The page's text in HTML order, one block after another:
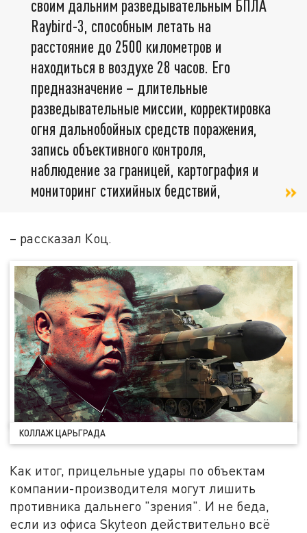
своим дальним разведывательным БПЛА
Raybird-3, способным летать на
расстояние до 2500 километров и
находиться в воздухе 28 часов. Его
предназначение – длительные
разведывательные миссии, корректировка
огня дальнобойных средств поражения,
запись объективного контроля,
наблюдение за границей, картография и
мониторинг стихийных бедствий,
– рассказал Коц.
КОЛЛАЖ ЦАРЬГРАДА
Как итог, прицельные удары по объектам
компании-производителя могут лишить
противника дальнего "зрения". И не беда,
если из офиса Skyteon действительно всё